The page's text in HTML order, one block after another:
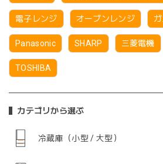
電子レンジ オーブンレンジ
Panasonic SHARP 三菱電機
TOSHIBA
カテゴリから選ぶ
冷蔵庫（小型 / 大型）